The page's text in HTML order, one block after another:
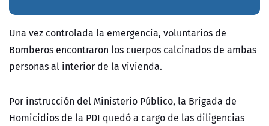
Una vez controlada la emergencia, voluntarios de
Bomberos encontraron los cuerpos calcinados de ambas
personas al interior de la vivienda.
Por instrucción del Ministerio Público, la Brigada de
Homicidios de la PDI quedó a cargo de las diligencias